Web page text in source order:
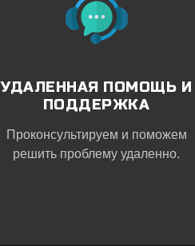
УДАЛЕННАЯ ПОМОЩЬ И
ПОДДЕРЖКА
Проконсультируем и поможем
решить проблему удаленно.